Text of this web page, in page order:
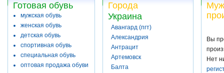
Готовая обувь
мужская обувь
женская обувь
детская обувь
спортивная обувь
специальная обувь
оптовая продажа обуви
Города
Украина
Авангард (пгт)
Александрия
Антрацит
Артемовск
Балта
Вы
Нет